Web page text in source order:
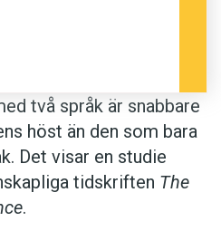
två språk är snabbare
höst än den som bara
Det visar en studie
tidskriften The
.